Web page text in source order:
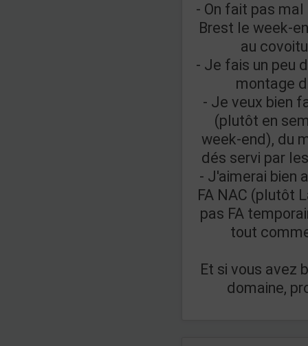
- On fait pas
Brest le week-
au
- Je fais un peu
montage
- Je veux bien
(plutôt en
week-end), du
dés servi par
- J'aimerai bien
FA NAC (plutôt
pas FA
tout
Et si vous avez
domaine,